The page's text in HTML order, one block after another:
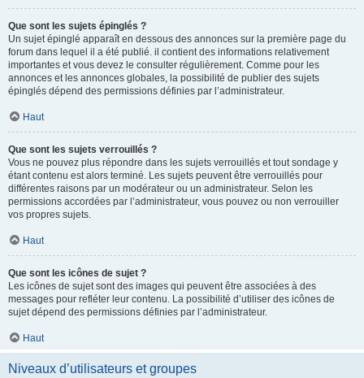
Que sont les sujets épinglés ?
Un sujet épinglé apparaît en dessous des annonces sur la première page du
forum dans lequel il a été publié. il contient des informations relativement
importantes et vous devez le consulter régulièrement. Comme pour les
annonces et les annonces globales, la possibilité de publier des sujets
épinglés dépend des permissions définies par l’administrateur.
Haut
Que sont les sujets verrouillés ?
Vous ne pouvez plus répondre dans les sujets verrouillés et tout sondage y
étant contenu est alors terminé. Les sujets peuvent être verrouillés pour
différentes raisons par un modérateur ou un administrateur. Selon les
permissions accordées par l’administrateur, vous pouvez ou non verrouiller
vos propres sujets.
Haut
Que sont les icônes de sujet ?
Les icônes de sujet sont des images qui peuvent être associées à des
messages pour refléter leur contenu. La possibilité d’utiliser des icônes de
sujet dépend des permissions définies par l’administrateur.
Haut
Niveaux d’utilisateurs et groupes